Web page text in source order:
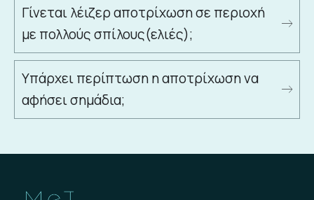
Γίνεται λέιζερ αποτρίχωση σε περιοχή
με πολλούς σπίλους(ελιές);
Υπάρχει περίπτωση η αποτρίχωση να
αφήσει σημάδια;